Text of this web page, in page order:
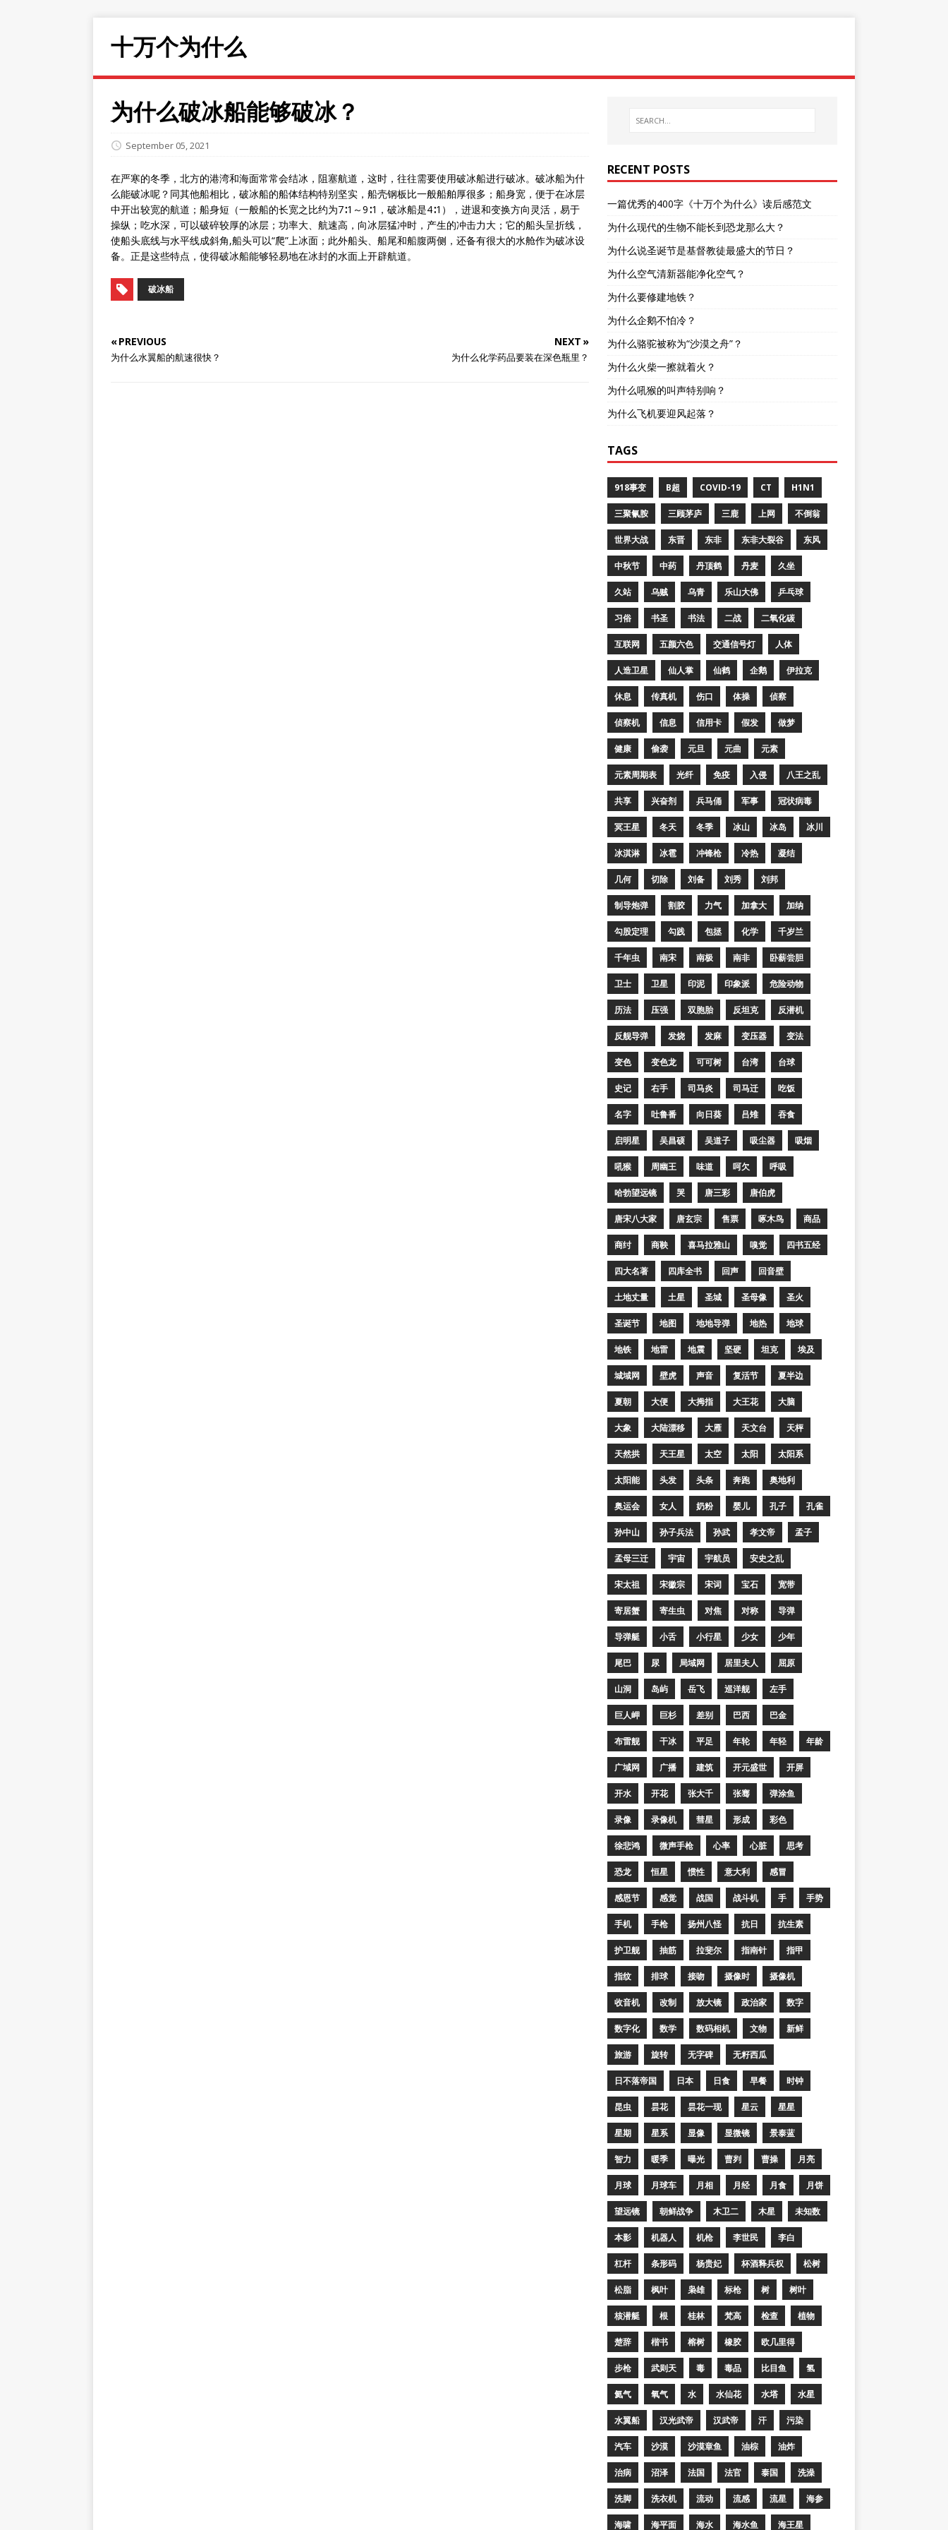
十万个为什么
为什么破冰船能够破冰？
September 05, 2021
在严寒的冬季，北方的港湾和海面常常会结冰，阻塞航道，这时，往往需要使用破冰船进行破冰。破冰船为什
么能破冰呢？同其他船相比，破冰船的船体结构特别坚实，船壳钢板比一般船舶厚很多；船身宽，便于在冰层
中开出较宽的航道；船身短（一般船的长宽之比约为7∶1～9∶1，破冰船是4∶1），进退和变换方向灵活，易于
操纵；吃水深，可以破碎较厚的冰层；功率大、航速高，向冰层猛冲时，产生的冲击力大；它的船头呈折线，
使船头底线与水平线成斜角,船头可以“爬”上冰面；此外船头、船尾和船腹两侧，还备有很大的水舱作为破冰设
备。正是这些特点，使得破冰船能够轻易地在冰封的水面上开辟航道。
破冰船
« PREVIOUS
为什么水翼船的航速很快？
NEXT »
为什么化学药品要装在深色瓶里？
RECENT POSTS
一篇优秀的400字《十万个为什么》读后感范文
为什么现代的生物不能长到恐龙那么大？
为什么说圣诞节是基督教徒最盛大的节日？
为什么空气清新器能净化空气？
为什么要修建地铁？
为什么企鹅不怕冷？
为什么骆驼被称为“沙漠之舟”？
为什么火柴一擦就着火？
为什么吼猴的叫声特别响？
为什么飞机要迎风起落？
TAGS
918事变 B超 COVID-19 CT H1N1
三聚氰胺 三顾茅庐 三鹿 上网 不倒翁
世界大战 东晋 东非 东非大裂谷 东风
中秋节 中药 丹顶鹤 丹麦 久坐
久站 乌贼 乌青 乐山大佛 乒乓球
习俗 书圣 书法 二战 二氧化碳
互联网 五颜六色 交通信号灯 人体
人造卫星 仙人掌 仙鹤 企鹅 伊拉克
休息 传真机 伤口 体操 侦察
侦察机 信息 信用卡 假发 做梦
健康 偷袭 元旦 元曲 元素
元素周期表 光纤 免疫 入侵 八王之乱
共享 兴奋剂 兵马俑 军事 冠状病毒
冥王星 冬天 冬季 冰山 冰岛 冰川
冰淇淋 冰雹 冲锋枪 冷热 凝结
几何 切除 刘备 刘秀 刘邦
制导炮弹 割胶 力气 加拿大 加纳
勾股定理 勾践 包拯 化学 千岁兰
千年虫 南宋 南极 南非 卧薪尝胆
卫士 卫星 印泥 印象派 危险动物
历法 压强 双胞胎 反坦克 反潜机
反舰导弹 发烧 发麻 变压器 变法
变色 变色龙 可可树 台湾 台球
史记 右手 司马炎 司马迁 吃饭
名字 吐鲁番 向日葵 吕雉 吞食
启明星 吴昌硕 吴道子 吸尘器 吸烟
吼猴 周幽王 味道 呵欠 呼吸
哈勃望远镜 哭 唐三彩 唐伯虎
唐宋八大家 唐玄宗 售票 啄木鸟 商品
商纣 商鞅 喜马拉雅山 嗅觉 四书五经
四大名著 四库全书 回声 回音壁
土地丈量 土星 圣城 圣母像 圣火
圣诞节 地图 地地导弹 地热 地球
地铁 地雷 地震 坚硬 坦克 埃及
城域网 壁虎 声音 复活节 夏半边
夏朝 大便 大拇指 大王花 大脑
大象 大陆漂移 大雁 天文台 天枰
天然拱 天王星 太空 太阳 太阳系
太阳能 头发 头条 奔跑 奥地利
奥运会 女人 奶粉 婴儿 孔子 孔雀
孙中山 孙子兵法 孙武 孝文帝 孟子
孟母三迁 宇宙 宇航员 安史之乱
宋太祖 宋徽宗 宋词 宝石 宽带
寄居蟹 寄生虫 对焦 对称 导弹
导弹艇 小舌 小行星 少女 少年
尾巴 尿 局域网 居里夫人 屈原
山洞 岛屿 岳飞 巡洋舰 左手
巨人岬 巨杉 差别 巴西 巴金
布雷舰 干冰 平足 年轮 年轻 年龄
广域网 广播 建筑 开元盛世 开屏
开水 开花 张大千 张骞 弹涂鱼
录像 录像机 彗星 形成 彩色
徐悲鸿 微声手枪 心率 心脏 思考
恐龙 恒星 惯性 意大利 感冒
感恩节 感觉 战国 战斗机 手 手势
手机 手枪 扬州八怪 抗日 抗生素
护卫舰 抽筋 拉斐尔 指南针 指甲
指纹 排球 接吻 摄像时 摄像机
收音机 改制 放大镜 政治家 数字
数字化 数学 数码相机 文物 新鲜
旅游 旋转 无字碑 无籽西瓜
日不落帝国 日本 日食 早餐 时钟
昆虫 昙花 昙花一现 星云 星星
星期 星系 显像 显微镜 景泰蓝
智力 暖季 曝光 曹刿 曹操 月亮
月球 月球车 月相 月经 月食 月饼
望远镜 朝鲜战争 木卫二 木星 未知数
本影 机器人 机枪 李世民 李白
杠杆 条形码 杨贵妃 杯酒释兵权 松树
松脂 枫叶 枭雄 标枪 树 树叶
核潜艇 根 桂林 梵高 检查 植物
楚辞 楷书 榕树 橡胶 欧几里得
步枪 武则天 毒 毒品 比目鱼 氢
氦气 氧气 水 水仙花 水塔 水星
水翼船 汉光武帝 汉武帝 汗 污染
汽车 沙漠 沙漠章鱼 油棕 油炸
治病 沼泽 法国 法官 泰国 洗澡
洗脚 洗衣机 流动 流感 流星 海参
海啸 海平面 海水 海水鱼 海王星